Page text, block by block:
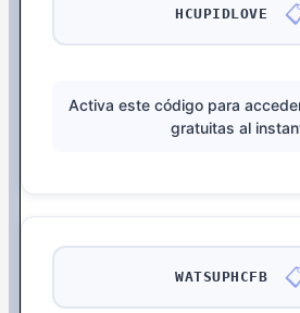
HCUPIDLOVE
Activa este código para
gratuitas al
WATSUPHCFB